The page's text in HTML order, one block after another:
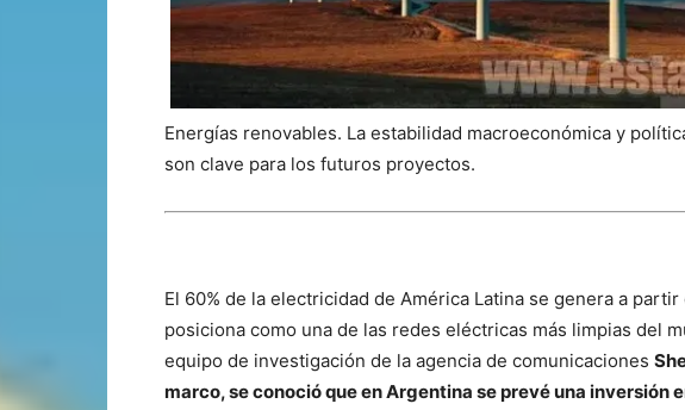
Energías renovables. La estabilidad macroeconómica y
son clave para los futuros proyectos.
El 60% de la electricidad de América Latina se genera a partir
posiciona como una de las redes eléctricas más limpias del
equipo de investigación de la agencia de comunicaciones
marco, se conoció que en Argentina se prevé una inversión